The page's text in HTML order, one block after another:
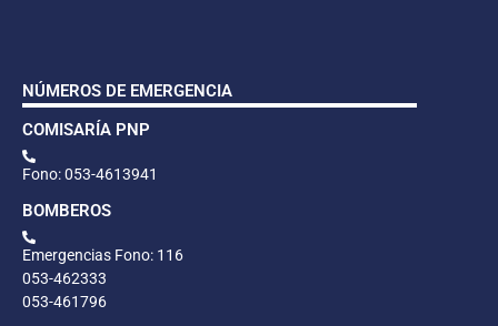
NÚMEROS DE EMERGENCIA
COMISARÍA PNP
Fono: 053-4613941
BOMBEROS
Emergencias Fono: 116
053-462333
053-461796